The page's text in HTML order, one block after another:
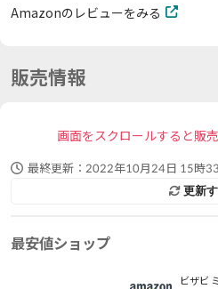
Amazonのレビューをみる
販売情報
画面をスクロールすると販
最終更新： 2022年10月24日 15時
更新
最安値ショップ
ビザビ